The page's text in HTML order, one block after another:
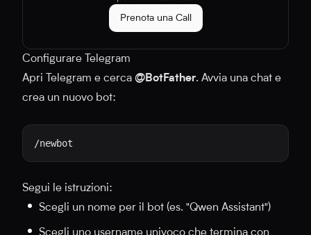
Prenota una Call
Configurare Telegram
Apri Telegram e cerca @BotFather. Avvia una chat e
crea un nuovo bot:
Segui le istruzioni:
Scegli un nome per il bot (es. "Qwen Assistant")